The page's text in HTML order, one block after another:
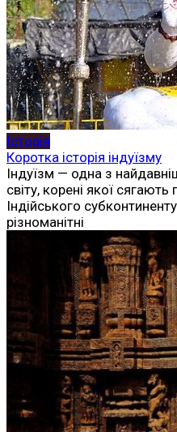
Історія
Коротка історія індуїзму
Індуїзм — одна з
світу, корені якої сягають
Індійського
різноманітні